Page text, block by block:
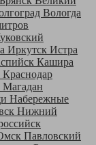
Вологда
Иркутск Истра
Кашира
Краснодар
Магадан
Набережные
Нижний
Павловский